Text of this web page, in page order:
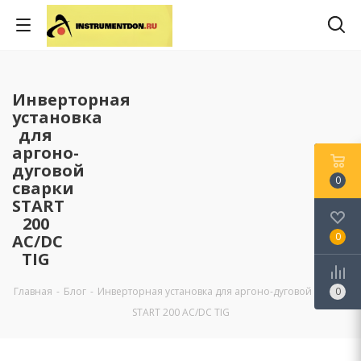
Инверторная
установка
для
аргоно-
дуговой
сварки
START
200
AC/DC
TIG
Главная - Блог - Инверторная установка для аргоно-дуговой сварки
START 200 AC/DC TIG
0
0
0